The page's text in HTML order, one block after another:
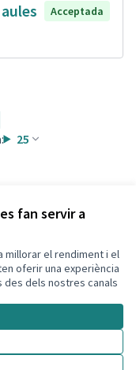
fan servir a
millorar el rendiment i el
oferir una experiència
dels nostres canals
Acceptada
25
Amb
(Enllaç